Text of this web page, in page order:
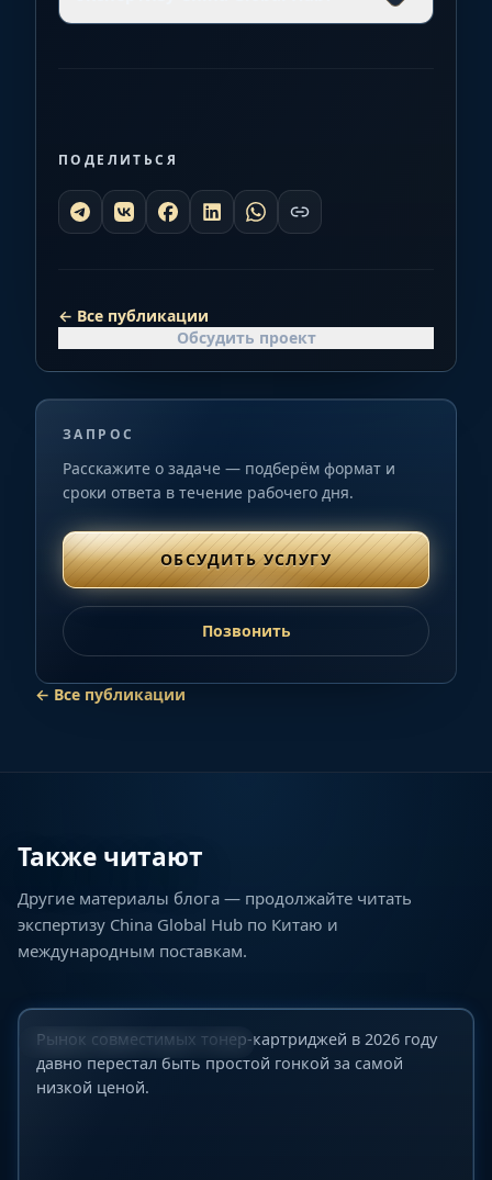
ПОДЕЛИТЬСЯ
← Все публикации
Обсудить проект
ЗАПРОС
Расскажите о задаче — подберём формат и
сроки ответа в течение рабочего дня.
ОБСУДИТЬ УСЛУГУ
Позвонить
← Все публикации
Также читают
Другие материалы блога — продолжайте читать
экспертизу China Global Hub по Китаю и
международным поставкам.
ИНДУСТРИАЛЬНЫЕ РЫНКИ
ТОП-10 мировых производителей
совместимых тонер-картриджей для B2B-
покупателей в 2026 году: подробный обзор
Рынок совместимых тонер-картриджей в 2026 году
давно перестал быть простой гонкой за самой
низкой ценой.